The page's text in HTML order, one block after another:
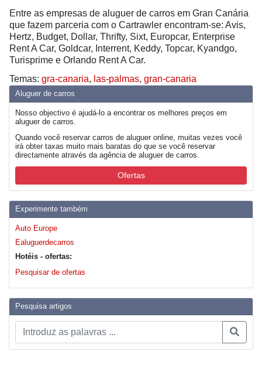
Aluguer de carros
Nosso objectivo é ajudá-lo a encontrar os melhores preços em
aluguer de carros.
Quando você reservar carros de aluguer online, muitas vezes você
irá obter taxas muito mais baratas do que se você reservar
directamente através da agência de aluguer de carros.
Ofertas
Experimente também
Auto Europe
Ealuguerdecarros
Hotéis - ofertas:
Pesquisar de ofertas
Pesquisa artigos
Entre as empresas de aluguer de carros em Gran Canária
que fazem parceria com o Cartrawler encontram-se: Avis,
Hertz, Budget, Dollar, Thrifty, Sixt, Europcar, Enterprise
Rent A Car, Goldcar, Interrent, Keddy, Topcar, Kyandgo,
Turisprime e Orlando Rent A Car.
Temas: gra-canaria, las-palmas, gran-canaria